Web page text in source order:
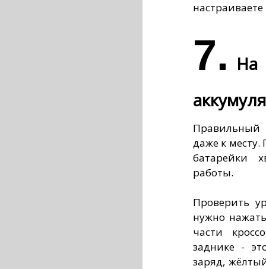
7. На
Правильный
даже к месту.
батарейки
работы.
Проверить
нужно
части
заднике -
заряд,